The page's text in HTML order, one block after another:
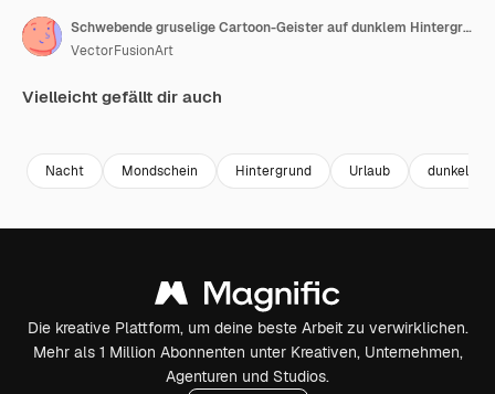
Schwebende gruselige Cartoon-Geister auf dunklem Hintergrund, Halloween-Illustration.
VectorFusionArt
Vielleicht gefällt dir auch
Nacht Mondschein Hintergrund Urlaub dunkel
Die kreative Plattform, um deine beste Arbeit zu verwirklichen.
Mehr als 1 Million Abonnenten unter Kreativen, Unternehmen,
Agenturen und Studios.